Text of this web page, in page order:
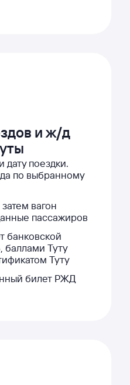
и ж/д
поездки.
по выбранному
вагон
пассажиров
банковской
баллами Туту
Туту
билет РЖД